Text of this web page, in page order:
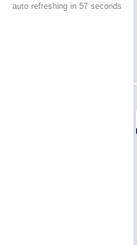
auto refreshing in 57 seconds